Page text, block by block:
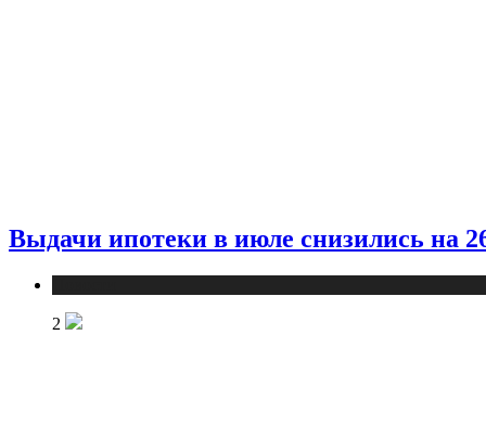
Выдачи ипотеки в июле снизились на
2